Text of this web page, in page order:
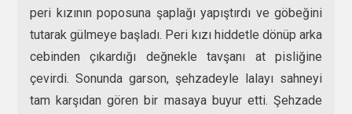
peri kızının poposuna şaplağı yapıştırdı ve göbeğini
tutarak gülmeye başladı. Peri kızı hiddetle dönüp arka
cebinden çıkardığı değnekle tavşanı at pisliğine
çevirdi. Sonunda garson, şehzadeyle lalayı sahneyi
tam karşıdan gören bir masaya buyur etti. Şehzade